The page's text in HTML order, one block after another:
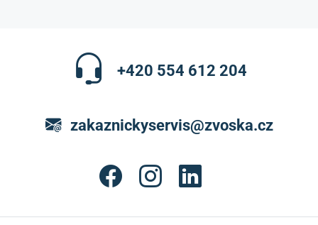
+420 554 612 204
zakaznickyservis@zvoska.cz